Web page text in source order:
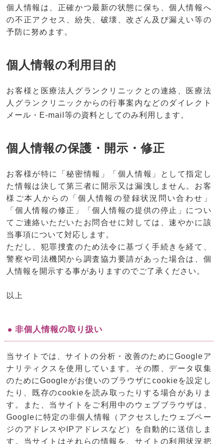
個人情報は、正確かつ最新の状態に保ち、個人情報へ
の不正アクセス、紛失、破壊、改ざん及び漏えい等の
予防に努めます。
個人情報の利用目的
お客様と医療法人グランクリニックとの連絡、医療法
人グランクリニックからの行事案内などのダイレクト
メール・E-mail等の資料としてのみ利用します。
個人情報の保護・開示・修正
お客様が特に「秘密情報」「個人情報」として指定し
た情報は決して第三者に開示又は漏洩しません。お客
様ご本人からの「個人情報の登録状況問い合わせ」
「個人情報の修正」「個人情報の提供の停止」につい
てご連絡いただいたお問合せに対しては、速やかに該
当事項について対応します。
ただし、犯罪捜査のため法令に基づく手続きを経て、
警察や司法機関から調査協力要請があった場合は、個
人情報を開示する事がありますのでご了承ください。
以上
● 非個人情報の取り扱い
当サイトでは、サイトの分析・改善のためにGoogleア
ナリティクスを使用しています。その際、データ収集
のためにGoogleがお使いのブラウザにcookieを設定し
たり、既存のcookieを読み取ったりする場合がありま
す。また、当サイトをご利用中のウェブブラウザは、
Googleに特定の非個人情報（アクセスしたウェブペー
ジのアドレスやIPアドレスなど）を自動的に送信しま
す。当サイトはそれらの情報を、サイトの利用状況把